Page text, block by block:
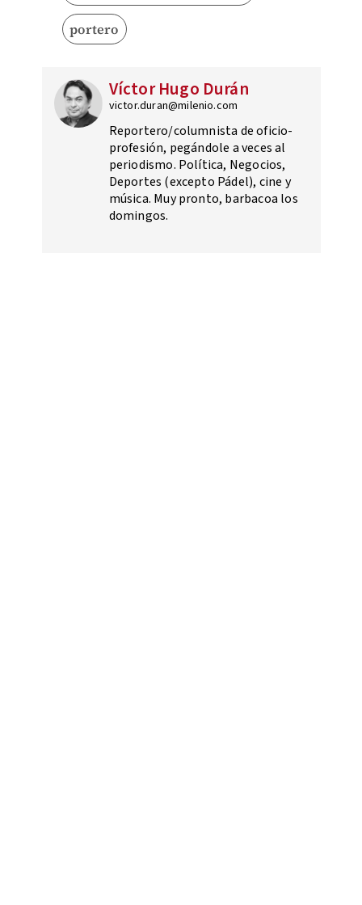
portero
Víctor Hugo Durán
victor.duran@milenio.com
Reportero/columnista de oficio-
profesión, pegándole a veces al
periodismo. Política, Negocios,
Deportes (excepto Pádel), cine y
música. Muy pronto, barbacoa los
domingos.